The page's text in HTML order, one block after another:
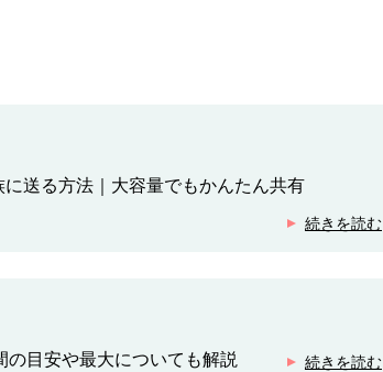
送る方法｜大容量でもかんたん共有
続きを読む
目安や最大についても解説
続きを読む